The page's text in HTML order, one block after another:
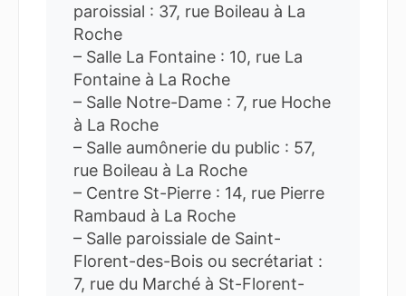
paroissial : 37, rue Boileau à La
Roche
– Salle La Fontaine : 10, rue La
Fontaine à La Roche
– Salle Notre-Dame : 7, rue Hoche
à La Roche
– Salle aumônerie du public : 57,
rue Boileau à La Roche
– Centre St-Pierre : 14, rue Pierre
Rambaud à La Roche
– Salle paroissiale de Saint-
Florent-des-Bois ou secrétariat :
7, rue du Marché à St-Florent-